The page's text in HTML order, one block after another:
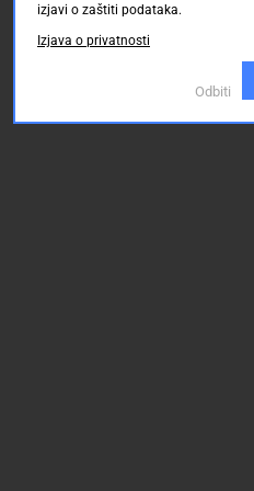
63.00 KM
izjavi o zaštiti podataka.
Izjava o privatnosti
Odbiti